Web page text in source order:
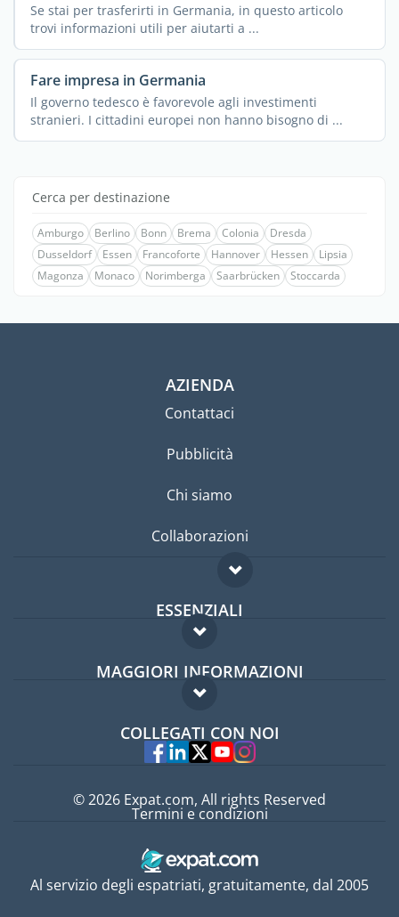
Se stai per trasferirti in Germania, in questo articolo
trovi informazioni utili per aiutarti a ...
Fare impresa in Germania
Il governo tedesco è favorevole agli investimenti
stranieri. I cittadini europei non hanno bisogno di ...
Cerca per destinazione
Amburgo Berlino Bonn Brema Colonia
Dresda
Dusseldorf
Essen Francoforte Hannover Hessen
Lipsia
Magonza
Monaco Norimberga Saarbrücken Stoccarda
AZIENDA
Contattaci
Pubblicità
Chi siamo
Collaborazioni
ESSENZIALI
Forum per expat
Guida per expat
MAGGIORI INFORMAZIONI
Domande frequenti
Esperti
COLLEGATI CON NOI
Al servizio degli espatriati, gratuitamente, dal 2005
© 2026 Expat.com, All rights Reserved
Termini e condizioni